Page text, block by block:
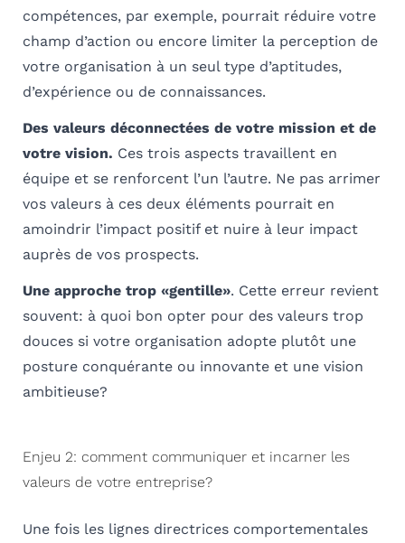
compétences, par exemple, pourrait réduire votre
champ d’action ou encore limiter la perception de
votre organisation à un seul type d’aptitudes,
d’expérience ou de connaissances.
Des valeurs déconnectées de votre mission et de
votre vision. Ces trois aspects travaillent en
équipe et se renforcent l’un l’autre. Ne pas arrimer
vos valeurs à ces deux éléments pourrait en
amoindrir l’impact positif et nuire à leur impact
auprès de vos prospects.
Une approche trop «gentille». Cette erreur revient
souvent: à quoi bon opter pour des valeurs trop
douces si votre organisation adopte plutôt une
posture conquérante ou innovante et une vision
ambitieuse?
Enjeu 2: comment communiquer et incarner les
valeurs de votre entreprise?
Une fois les lignes directrices comportementales